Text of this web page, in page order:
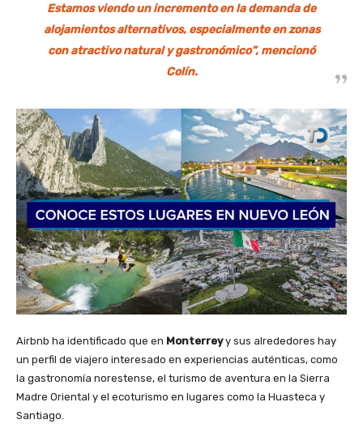
Estamos viendo un incremento en la demanda de
alojamientos alternativos, especialmente en zonas
con atractivo natural y gastronómico”, mencionó
Colín.
Airbnb ha identificado que en Monterreyy sus alrededores hay
un perfil de viajero interesado en experiencias auténticas, como
la gastronomía norestense, el turismo de aventura en la Sierra
Madre Oriental y el ecoturismo en lugares como la Huasteca y
Santiago.